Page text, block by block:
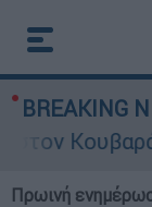
BREAKING
Πρωινή